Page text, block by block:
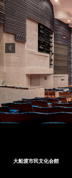
大船渡市民文化会館